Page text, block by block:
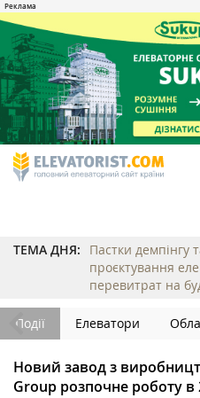
ТЕМА ДНЯ:
Пастки демпінгу
проєктування
перевитрат на
Події Елеватори
Новий завод з
Group розпочне роботу в